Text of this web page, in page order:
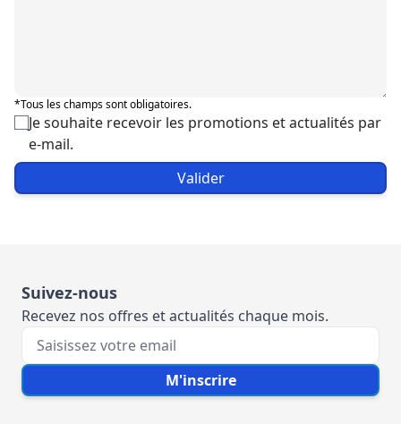
*Tous les champs sont obligatoires.
Je souhaite recevoir les promotions et actualités par
e-mail.
Valider
Suivez-nous
Recevez nos offres et actualités chaque mois.
Votre e-mail M'inscrire